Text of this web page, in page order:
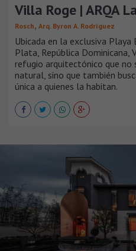
Villa Roge | ARQA
Rosch, Arq. Byron A. Rodríguez
Ubicada en la exclusiva Playa
Plata, República Dominicana,
refugio arquitectónico que
natural, sino que también
única a quienes la habitan.